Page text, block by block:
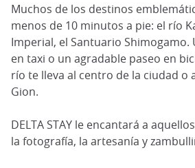
Muchos de los destinos
menos de 10 minutos a pie: el río
Imperial, el Santuario
en taxi o un agradable paseo en
río te lleva al centro de la ciudad o
Gion.
DELTA STAY le encantará a
la fotografía, la artesanía y